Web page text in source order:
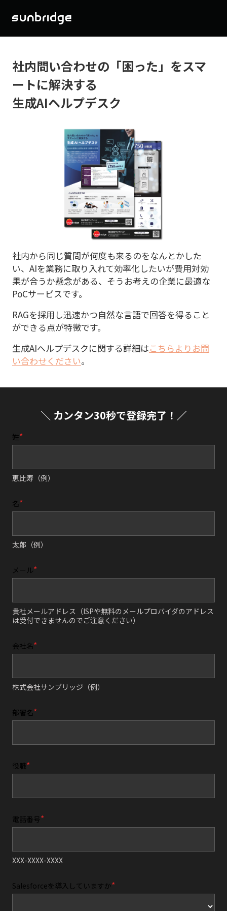
社内問い合わせの「困った」をスマ
ートに解決する
生成AIヘルプデスク
社内から同じ質問が何度も来るのをなんとかした
い、AIを業務に取り入れて効率化したいが費用対効
果が合うか懸念がある、そうお考えの企業に最適な
PoCサービスです。
RAGを採用し迅速かつ自然な言語で回答を得ること
ができる点が特徴です。
生成AIヘルプデスクに関する詳細はこちらよりお問
い合わせください。
＼ カンタン30秒で登録完了！／
姓
恵比寿（例）
名
太郎（例）
メール
貴社メールアドレス（ISPや無料のメールプロバイダのアドレス
は受付できませんのでご注意ください）
会社名
株式会社サンブリッジ（例）
部署名
役職
電話番号
XXX-XXXX-XXXX
Salesforceを導入していますか